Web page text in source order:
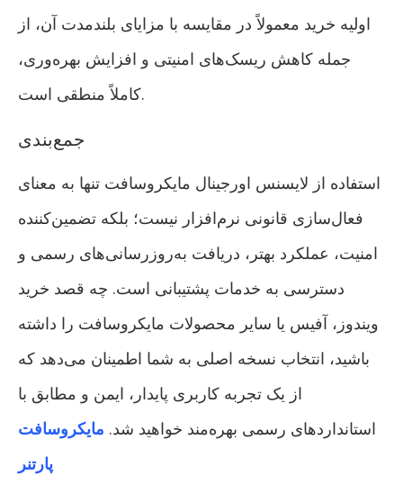
اولیه خرید معمولاً در مقایسه با مزایای بلندمدت آن، از
جمله کاهش ریسک‌های امنیتی و افزایش بهره‌وری،
کاملاً منطقی است.
جمع‌بندی
استفاده از لایسنس اورجینال مایکروسافت تنها به معنای
فعال‌سازی قانونی نرم‌افزار نیست؛ بلکه تضمین‌کننده
امنیت، عملکرد بهتر، دریافت به‌روزرسانی‌های رسمی و
دسترسی به خدمات پشتیبانی است. چه قصد خرید
ویندوز، آفیس یا سایر محصولات مایکروسافت را داشته
باشید، انتخاب نسخه اصلی به شما اطمینان می‌دهد که
از یک تجربه کاربری پایدار، ایمن و مطابق با
استانداردهای رسمی بهره‌مند خواهید شد. مایکروسافت
پارتنر